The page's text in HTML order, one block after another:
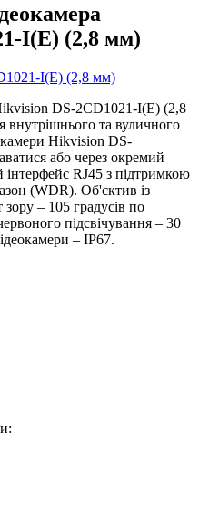
I(E) (2,8 мм)
DS-2CD1021-I(E) (2,8
та вуличного
Hikvision DS-
або через окремий
RJ45 з підтримкою
(WDR). Об'єктив із
– 105 градусів по
підсвічування – 30
– IP67.